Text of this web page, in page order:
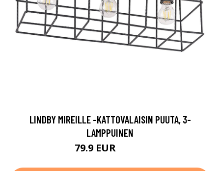
LINDBY MIREILLE -KATTOVALAISIN PUUTA, 3-
LAMPPUINEN
79.9 EUR